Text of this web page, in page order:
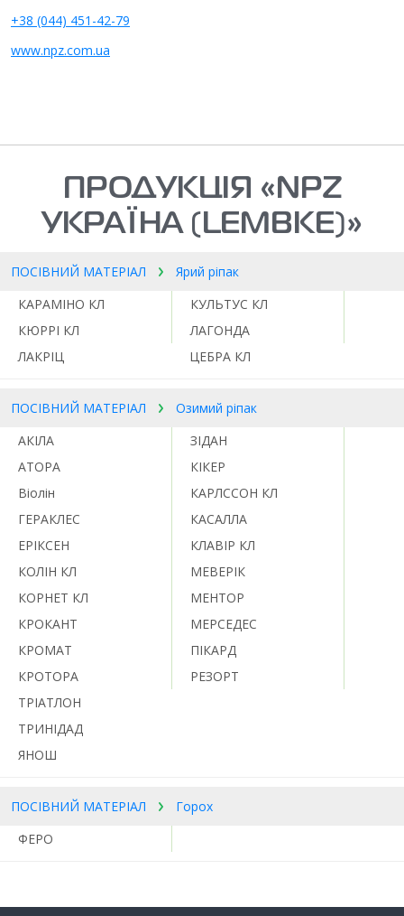
+38 (044) 451-42-79
www.npz.com.ua
ПРОДУКЦІЯ «NPZ
УКРАЇНА (LEMBKE)»
ПОСІВНИЙ МАТЕРІАЛ
Ярий ріпак
КАРАМІНО КЛ
КУЛЬТУС КЛ
КЮРРІ КЛ
ЛАГОНДА
ЛАКРІЦ
ЦЕБРА КЛ
ПОСІВНИЙ МАТЕРІАЛ
Озимий ріпак
АКІЛА
АТОРА
Віолін
ГЕРАКЛЕС
ЕРІКСЕН
ЗІДАН
КІКЕР
КАРЛССОН КЛ
КАСАЛЛА
КЛАВІР КЛ
КОЛІН КЛ
КОРНЕТ КЛ
КРОКАНТ
КРОМАТ
КРОТОРА
МЕВЕРІК
МЕНТОР
МЕРСЕДЕС
ПІКАРД
РЕЗОРТ
ТРІАТЛОН
ТРИНІДАД
ЯНОШ
ПОСІВНИЙ МАТЕРІАЛ
Горох
ФЕРО